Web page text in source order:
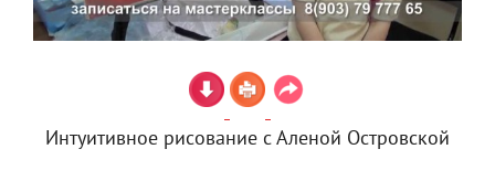
Интуитивное рисование с Аленой Островской